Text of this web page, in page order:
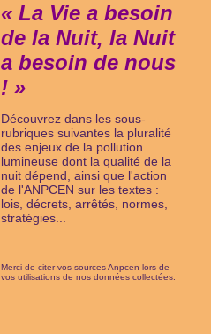
« La Vie a besoin
de la Nuit, la Nuit
a besoin de nous
! »
Découvrez dans les sous-
rubriques suivantes la pluralité
des enjeux de la pollution
lumineuse dont la qualité de la
nuit dépend, ainsi que l'action
de l'ANPCEN sur les textes :
lois, décrets, arrêtés, normes,
stratégies...
Merci de citer vos sources Anpcen lors de
vos utilisations de nos données collectées.